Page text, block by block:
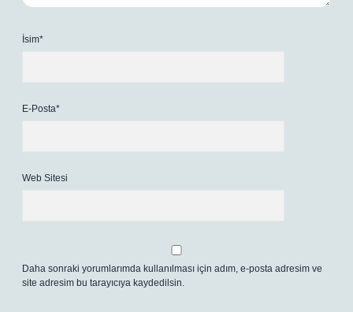
İsim*
E-Posta*
Web Sitesi
Daha sonraki yorumlarımda kullanılması için adım, e-posta adresim ve
site adresim bu tarayıcıya kaydedilsin.